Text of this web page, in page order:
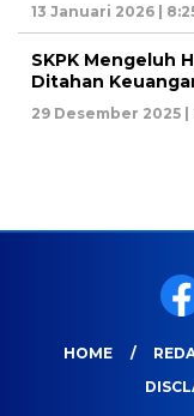
13 Januari 2026 |
SKPK Mengeluh
Ditahan
29 Desember 2025 |
HOME